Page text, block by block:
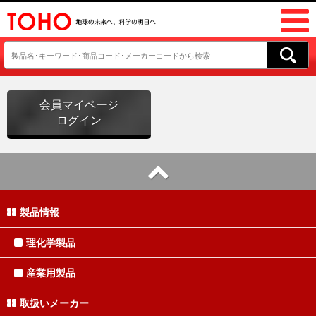
会員マイページ
ログイン
製品情報
理化学製品
産業用製品
取扱いメーカー